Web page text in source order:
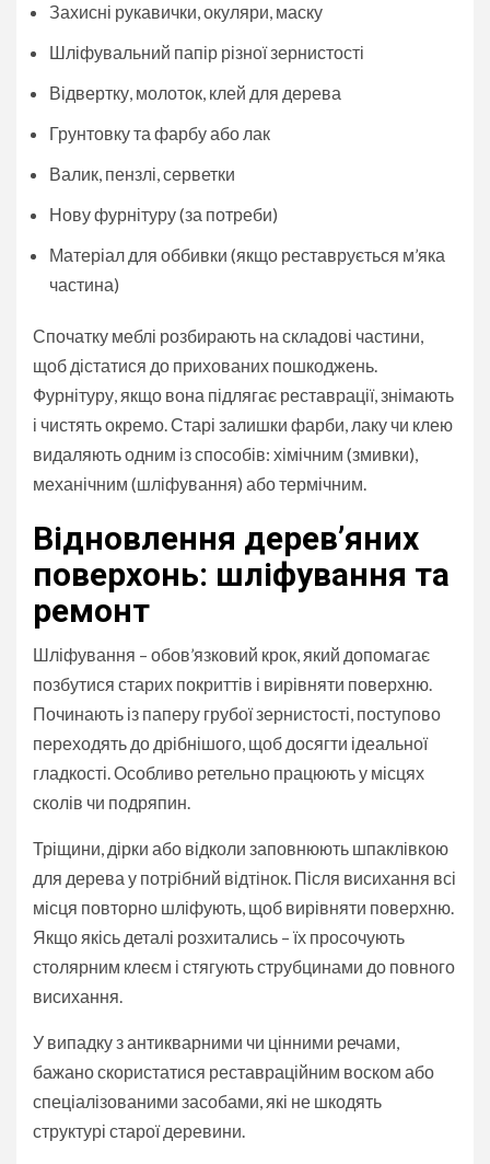
Захисні рукавички, окуляри, маску
Шліфувальний папір різної зернистості
Відвертку, молоток, клей для дерева
Грунтовку та фарбу або лак
Валик, пензлі, серветки
Нову фурнітуру (за потреби)
Матеріал для оббивки (якщо реставрується м’яка
частина)
Спочатку меблі розбирають на складові частини,
щоб дістатися до прихованих пошкоджень.
Фурнітуру, якщо вона підлягає реставрації, знімають
і чистять окремо. Старі залишки фарби, лаку чи клею
видаляють одним із способів: хімічним (змивки),
механічним (шліфування) або термічним.
Відновлення дерев’яних
поверхонь: шліфування та
ремонт
Шліфування – обов’язковий крок, який допомагає
позбутися старих покриттів і вирівняти поверхню.
Починають із паперу грубої зернистості, поступово
переходять до дрібнішого, щоб досягти ідеальної
гладкості. Особливо ретельно працюють у місцях
сколів чи подряпин.
Тріщини, дірки або відколи заповнюють шпаклівкою
для дерева у потрібний відтінок. Після висихання всі
місця повторно шліфують, щоб вирівняти поверхню.
Якщо якісь деталі розхитались – їх просочують
столярним клеєм і стягують струбцинами до повного
висихання.
У випадку з антикварними чи цінними речами,
бажано скористатися реставраційним воском або
спеціалізованими засобами, які не шкодять
структурі старої деревини.